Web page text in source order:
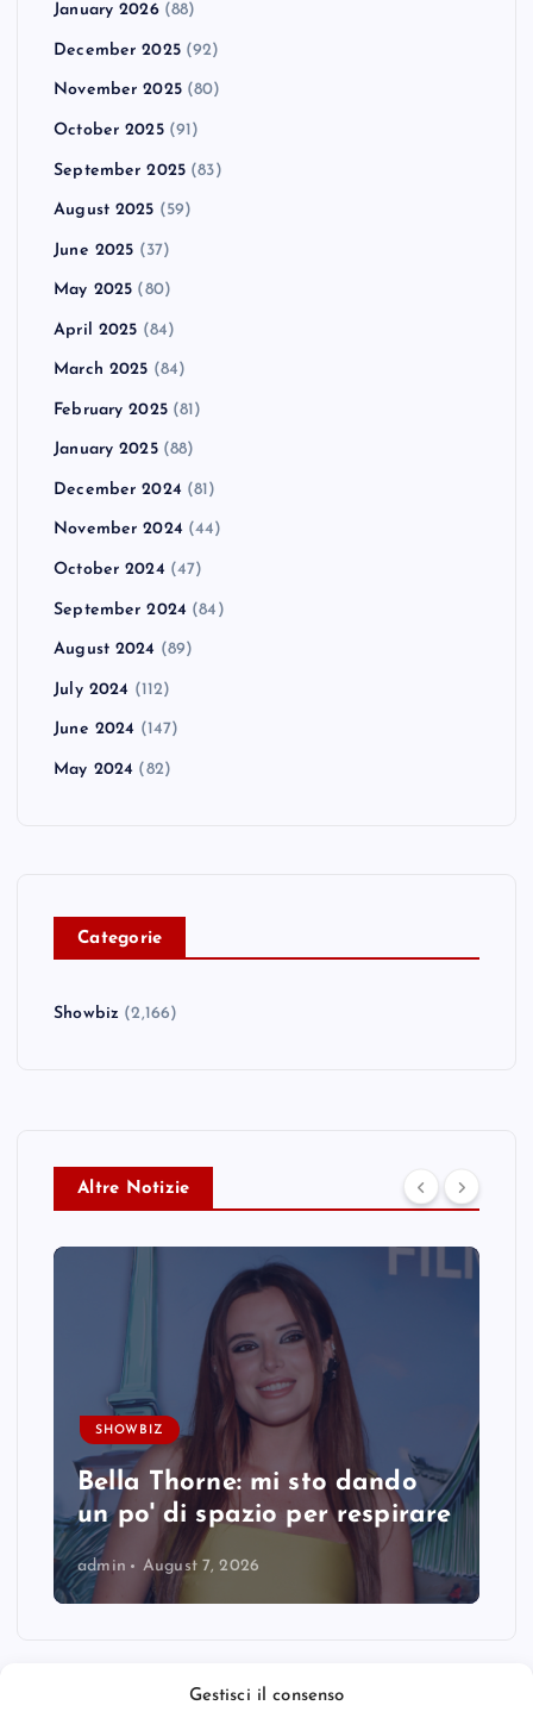
Gestisci il consenso
January 2026(88)
December 2025(92)
November 2025(80)
October 2025(91)
September 2025 (83)
August 2025 (59)
June 2025 (37)
May 2025 (80)
April 2025 (84)
March 2025 (84)
February 2025(81)
January 2025(88)
December 2024 (81)
November 2024 (44)
October 2024 (47)
September 2024 (84)
August 2024 (89)
July 2024 (112)
June 2024 (147)
May 2024 (82)
Categorie
Showbiz (2,166)
Altre Notizie
SHOWBIZ
Bella Thorne: mi sto dando
un po' di spazio per respirare
admin August 7, 2026